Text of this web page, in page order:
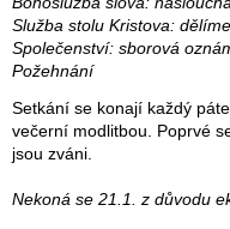
Služba stolu Kristova:
Společenství: sborová
Požehnání
Setkání se konají každý
večerní modlitbou. Poprvé
jsou zváni.
Nekoná se 21.1. z důvodu